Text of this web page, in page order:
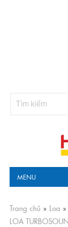
MENU
Trang chủ » Loa »
LOA